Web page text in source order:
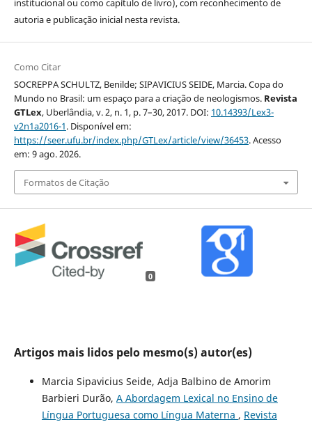
institucional ou como capítulo de livro), com reconhecimento de
autoria e publicação inicial nesta revista.
Como Citar
SOCREPPA SCHULTZ, Benilde; SIPAVICIUS SEIDE, Marcia. Copa do
Mundo no Brasil: um espaço para a criação de neologismos. Revista
GTLex, Uberlândia, v. 2, n. 1, p. 7–30, 2017. DOI: 10.14393/Lex3-
v2n1a2016-1. Disponível em:
https://seer.ufu.br/index.php/GTLex/article/view/36453. Acesso
em: 9 ago. 2026.
Formatos de Citação
0
Artigos mais lidos pelo mesmo(s) autor(es)
Marcia Sipavicius Seide, Adja Balbino de Amorim
Barbieri Durão, A Abordagem Lexical no Ensino de
Língua Portuguesa como Língua Materna , Revista